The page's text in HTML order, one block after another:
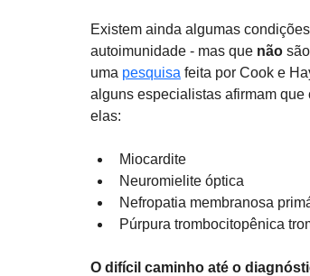
Existem ainda algumas
autoimunidade - mas que não
uma pesquisa feita por Cook e
alguns especialistas afirmam
elas:
Miocardite
Neuromielite óptica
Nefropatia membranosa
Púrpura trombocitopênica
O difícil caminho até o